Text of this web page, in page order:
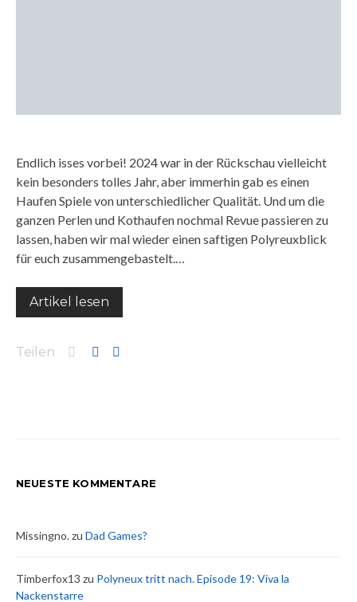
Endlich isses vorbei! 2024 war in der Rückschau vielleicht
kein besonders tolles Jahr, aber immerhin gab es einen
Haufen Spiele von unterschiedlicher Qualität. Und um die
ganzen Perlen und Kothaufen nochmal Revue passieren zu
lassen, haben wir mal wieder einen saftigen Polyreuxblick
für euch zusammengebastelt.…
Artikel lesen
Teilen
NEUESTE KOMMENTARE
Missingno.zu Dad Games?
Timberfox13 zu Polyneux tritt nach. Episode 19: Viva la
Nackenstarre